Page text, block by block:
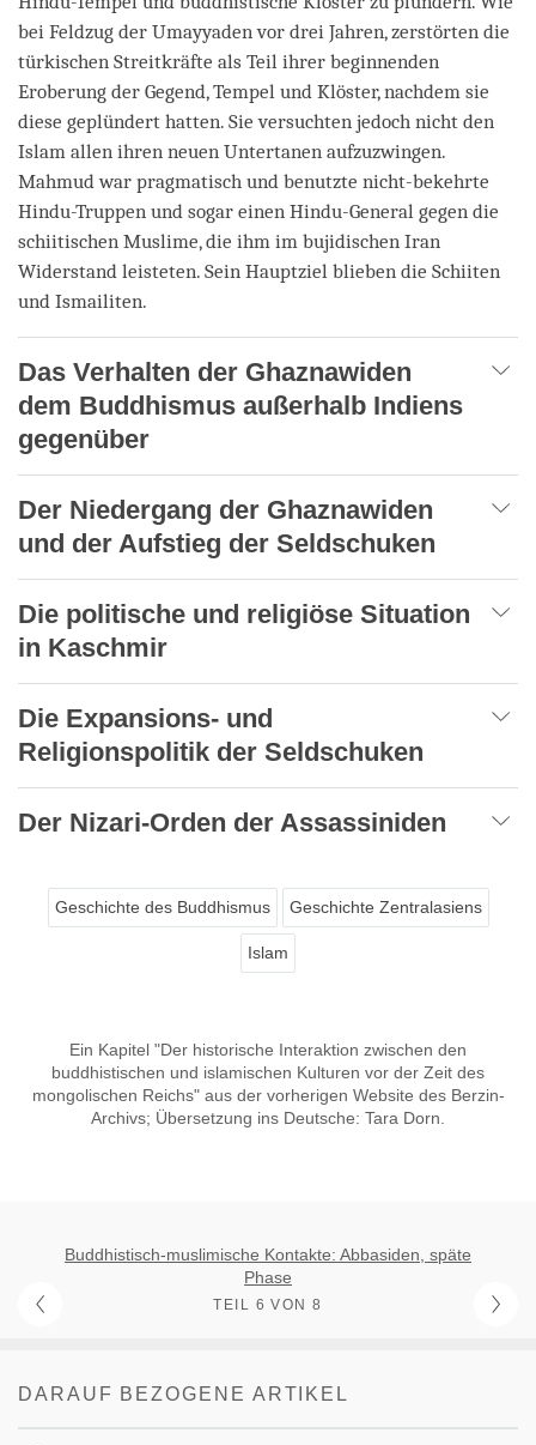
bei Feldzug der Umayyaden vor drei Jahren, zerstörten die
türkischen Streitkräfte als Teil ihrer beginnenden
Eroberung der Gegend, Tempel und Klöster, nachdem sie
diese geplündert hatten. Sie versuchten jedoch nicht den
Islam allen ihren neuen Untertanen aufzuzwingen.
Mahmud war pragmatisch und benutzte nicht-bekehrte
Hindu-Truppen und sogar einen Hindu-General gegen die
schiitischen Muslime, die ihm im bujidischen Iran
Widerstand leisteten. Sein Hauptziel blieben die Schiiten
und Ismailiten.
Das Verhalten der Ghaznawiden
dem Buddhismus außerhalb Indiens
gegenüber
Der Niedergang der Ghaznawiden
und der Aufstieg der Seldschuken
Die politische und religiöse Situation
in Kaschmir
Die Expansions- und
Religionspolitik der Seldschuken
Der Nizari-Orden der Assassiniden
Geschichte des Buddhismus Geschichte Zentralasiens
Islam
Ein Kapitel "Der historische Interaktion zwischen den
buddhistischen und islamischen Kulturen vor der Zeit des
mongolischen Reichs" aus der vorherigen Website des Berzin-
Archivs; Übersetzung ins Deutsche: Tara Dorn.
Buddhistisch-muslimische Kontakte: Abbasiden, späte
Phase
TEIL 6 VON 8
DARAUF BEZOGENE ARTIKEL